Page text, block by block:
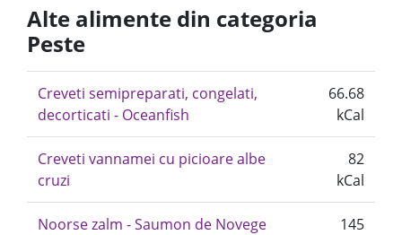
Alte alimente din categoria
Peste
Creveti semipreparati, congelati,
decorticati - Oceanfish
66.68
kCal
Creveti vannamei cu picioare albe
cruzi
82
kCal
Noorse zalm - Saumon de Novege
145